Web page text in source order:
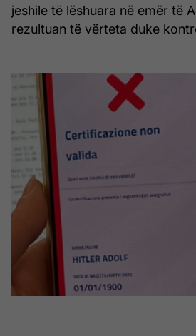
jeshile të lëshuara në emër të
rezultuan të vërteta duke